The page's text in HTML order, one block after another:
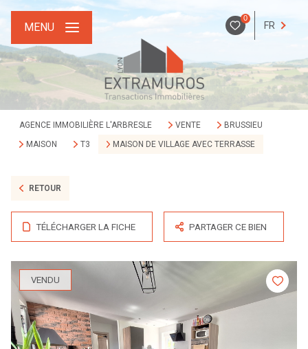
0
FR
MENU
AGENCE IMMOBILIÈRE L'ARBRESLE VENTE
BRUSSIEU
MAISON
T3 MAISON DE VILLAGE AVEC TERRASSE
RETOUR
TÉLÉCHARGER LA FICHE PARTAGER CE BIEN
VENDU